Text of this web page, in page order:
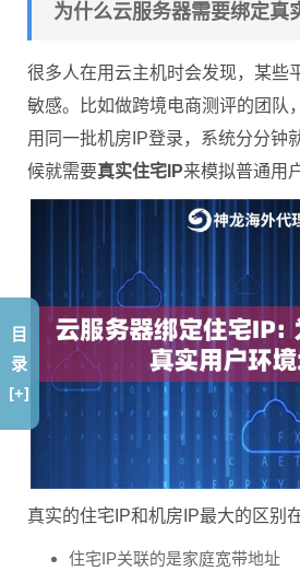
为什么云服务器需要绑定真
很多人在用云主机时会发现，某些
敏感。比如做跨境电商测评的团队
用同一批机房IP登录，系统分分钟
候就需要真实住宅IP来模拟普通用
真实的住宅IP和机房IP最大的区别在
住宅IP关联的是家庭宽带地址
目
录
[+]